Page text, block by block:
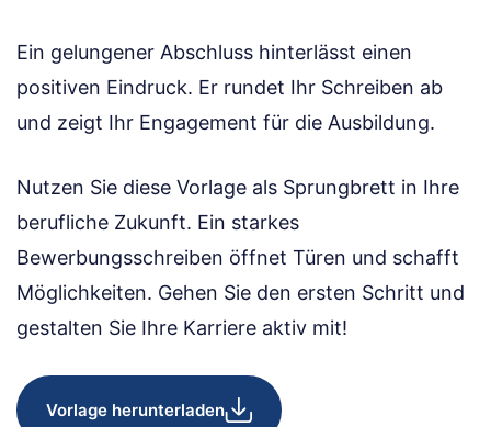
Ein gelungener Abschluss hinterlässt einen
positiven Eindruck. Er rundet Ihr Schreiben ab
und zeigt Ihr Engagement für die Ausbildung.
Nutzen Sie diese Vorlage als Sprungbrett in Ihre
berufliche Zukunft. Ein starkes
Bewerbungsschreiben öffnet Türen und schafft
Möglichkeiten. Gehen Sie den ersten Schritt und
gestalten Sie Ihre Karriere aktiv mit!
Vorlage herunterladen